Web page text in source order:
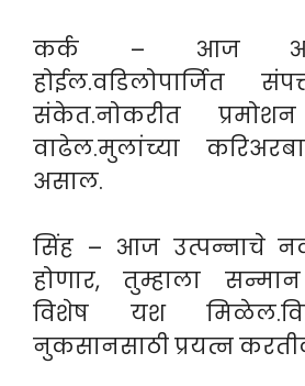
कर्क – आज
होईल.वडिलोपार्जित
संकेत.नोकरीत
वाढेल.मुलांच्या
असाल.
सिंह – आज उत्पन्नाचे
होणार, तुम्हाला
विशेष यश
नुकसानसाठी प्रयत्न